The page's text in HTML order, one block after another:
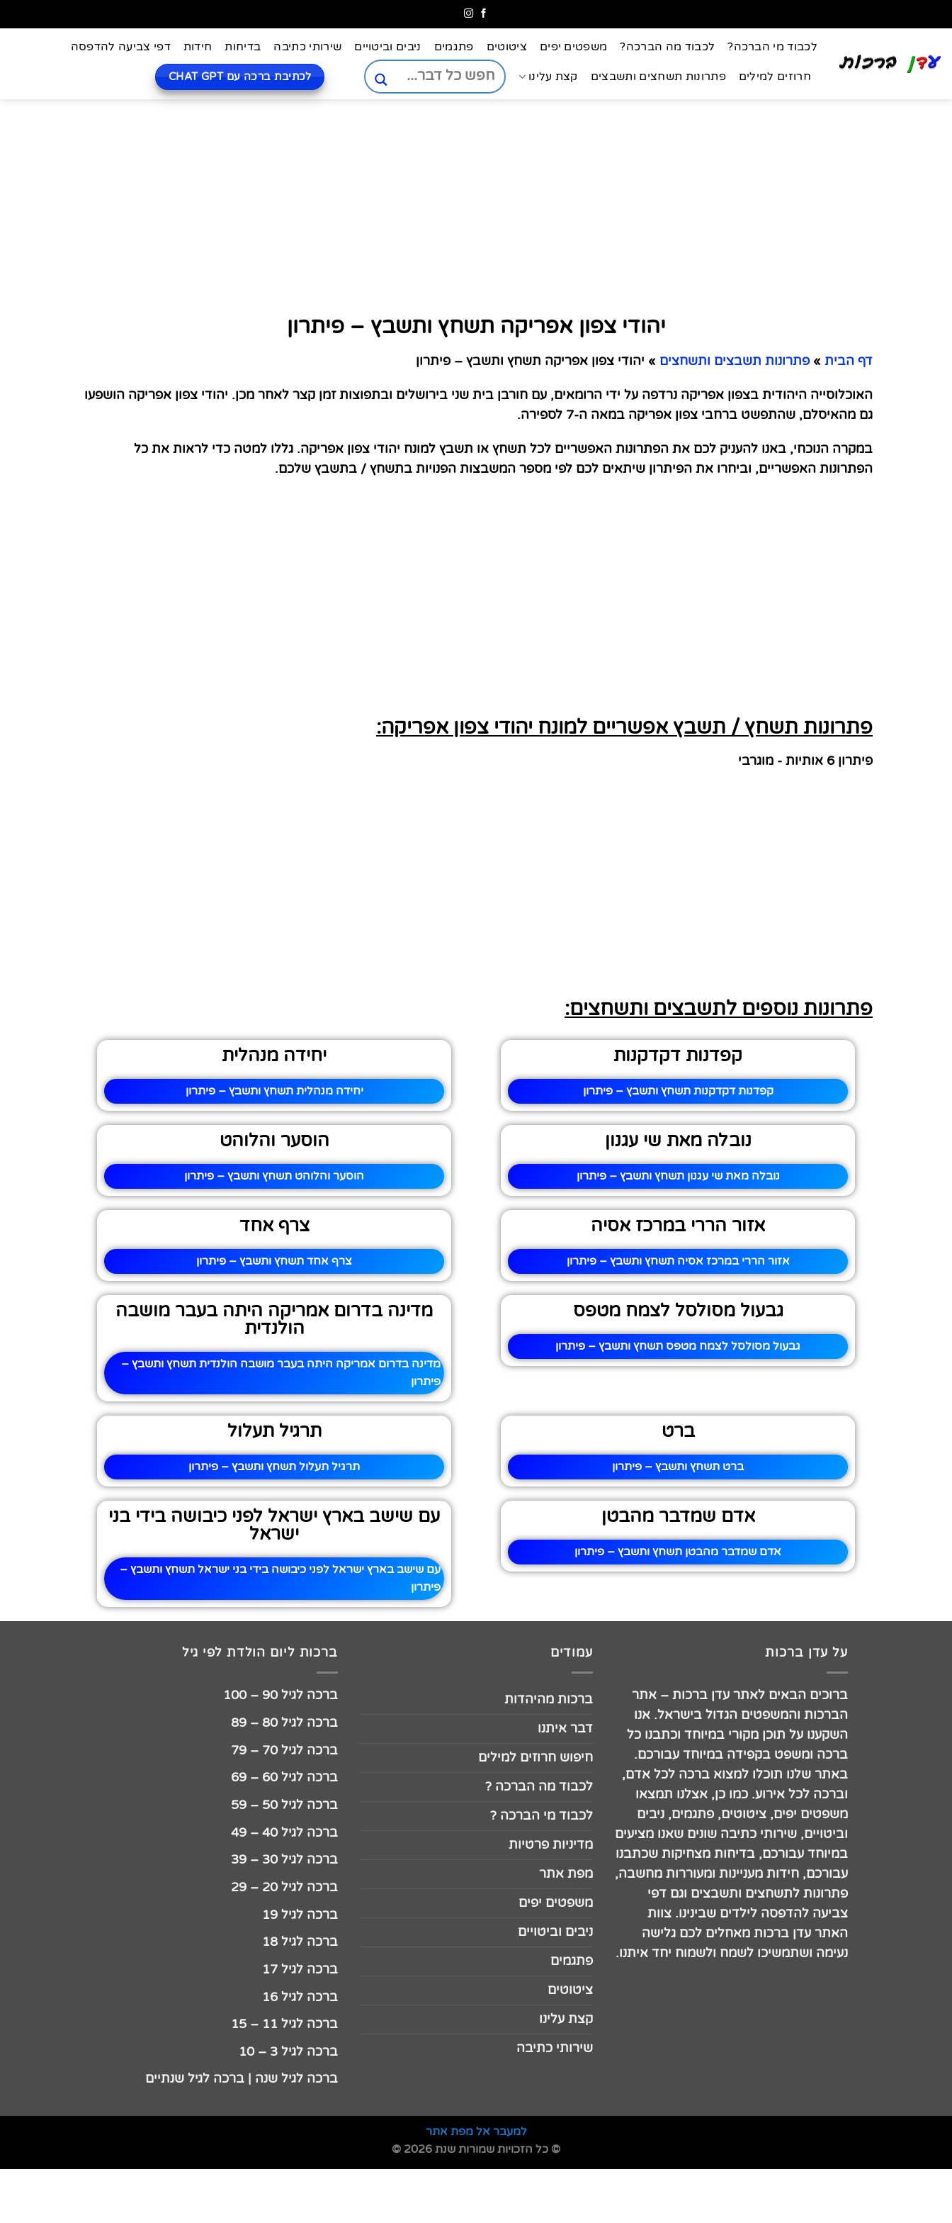
לכבוד מי הברכה? לכבוד מה הברכה? משפטים יפים ציטוטים פתגמים ניבים וביטויים שירותי כתיבה בדיחות חידות דפי צביעה להדפסה
חרוזים למילים פתרונות תשחצים ותשבצים קצת עלינו לכתיבת ברכה עם CHAT GPT
יהודי צפון אפריקה תשחץ ותשבץ – פיתרון
דף הבית » פתרונות תשבצים ותשחצים » יהודי צפון אפריקה תשחץ ותשבץ – פיתרון
האוכלוסייה היהודית בצפון אפריקה נרדפה על ידי הרומאים, עם חורבן בית שני בירושלים ובתפוצות זמן קצר לאחר מכן. יהודי צפון אפריקה הושפעו
גם מהאיסלם, שהתפשט ברחבי צפון אפריקה במאה ה-7 לספירה.
במקרה הנוכחי, באנו להעניק לכם את הפתרונות האפשריים לכל תשחץ או תשבץ למונח יהודי צפון אפריקה. גללו למטה כדי לראות את כל
הפתרונות האפשריים, וביחרו את הפיתרון שיתאים לכם לפי מספר המשבצות הפנויות בתשחץ / בתשבץ שלכם.
פתרונות תשחץ / תשבץ אפשריים למונח יהודי צפון אפריקה:
פיתרון 6 אותיות - מוגרבי
פתרונות נוספים לתשבצים ותשחצים:
קפדנות דקדקנות
קפדנות דקדקנות תשחץ ותשבץ – פיתרון
יחידה מנהלית
יחידה מנהלית תשחץ ותשבץ – פיתרון
נובלה מאת שי עגנון
נובלה מאת שי עגנון תשחץ ותשבץ – פיתרון
הוסער והלוהט
הוסער והלוהט תשחץ ותשבץ – פיתרון
אזור הררי במרכז אסיה
אזור הררי במרכז אסיה תשחץ ותשבץ – פיתרון
צרף אחד
צרף אחד תשחץ ותשבץ – פיתרון
גבעול מסולסל לצמח מטפס
גבעול מסולסל לצמח מטפס תשחץ ותשבץ – פיתרון
מדינה בדרום אמריקה היתה בעבר מושבה
הולנדית
מדינה בדרום אמריקה היתה בעבר מושבה הולנדית תשחץ ותשבץ –
פיתרון
ברט
ברט תשחץ ותשבץ – פיתרון
תרגיל תעלול
תרגיל תעלול תשחץ ותשבץ – פיתרון
אדם שמדבר מהבטן
אדם שמדבר מהבטן תשחץ ותשבץ – פיתרון
עם שישב בארץ ישראל לפני כיבושה בידי בני
ישראל
עם שישב בארץ ישראל לפני כיבושה בידי בני ישראל תשחץ ותשבץ –
פיתרון
על עדן ברכות
ברוכים הבאים לאתר עדן ברכות – אתר
הברכות והמשפטים הגדול בישראל. אנו
השקענו על תוכן מקורי במיוחד וכתבנו כל
ברכה ומשפט בקפידה במיוחד עבורכם.
באתר שלנו תוכלו למצוא ברכה לכל אדם,
וברכה לכל אירוע. כמו כן, אצלנו תמצאו
משפטים יפים, ציטוטים, פתגמים, ניבים
וביטויים, שירותי כתיבה שונים שאנו מציעים
במיוחד עבורכם, בדיחות מצחיקות שכתבנו
עבורכם, חידות מעניינות ומעוררות מחשבה,
פתרונות לתשחצים ותשבצים וגם דפי
צביעה להדפסה לילדים שבינינו. צוות
האתר עדן ברכות מאחלים לכם גלישה
נעימה ושתמשיכו לשמח ולשמוח יחד איתנו.
עמודים
ברכות מהיהדות
דבר איתנו
חיפוש חרוזים למילים
לכבוד מה הברכה ?
לכבוד מי הברכה ?
מדיניות פרטיות
מפת אתר
משפטים יפים
ניבים וביטויים
פתגמים
ציטוטים
קצת עלינו
שירותי כתיבה
ברכות ליום הולדת לפי גיל
ברכה לגיל 90 – 100
ברכה לגיל 80 – 89
ברכה לגיל 70 – 79
ברכה לגיל 60 – 69
ברכה לגיל 50 – 59
ברכה לגיל 40 – 49
ברכה לגיל 30 – 39
ברכה לגיל 20 – 29
ברכה לגיל 19
ברכה לגיל 18
ברכה לגיל 17
ברכה לגיל 16
ברכה לגיל 11 – 15
ברכה לגיל 3 – 10
ברכה לגיל שנה | ברכה לגיל שנתיים
למעבר אל מפת אתר
© כל הזכויות שמורות שנת 2026 ©